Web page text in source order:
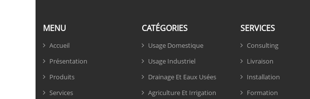
MENU
Accueil
Présentation
Produits
Services
CATÉGORIES
Usage Domestique
Usage Industriel
Drainage Et Eaux Usées
Agriculture Et Irrigation
SERVICES
Consulting
Livraison
Installation
Formation